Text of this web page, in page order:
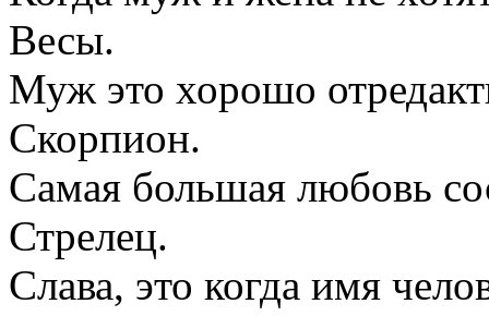
Весы.
Муж это хорошо
Скорпион.
Самая большая любовь
Стрелец.
Слава, это когда имя